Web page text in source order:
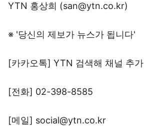
YTN 홍상희 (san@ytn.co.kr)
※ '당신의 제보가 뉴스가 됩니다'
[카카오톡] YTN 검색해 채널 추가
[전화] 02-398-8585
[메일] social@ytn.co.kr